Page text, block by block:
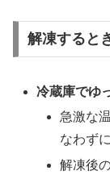
解凍すると
冷蔵庫でゆ
急激な
なわず
解凍後